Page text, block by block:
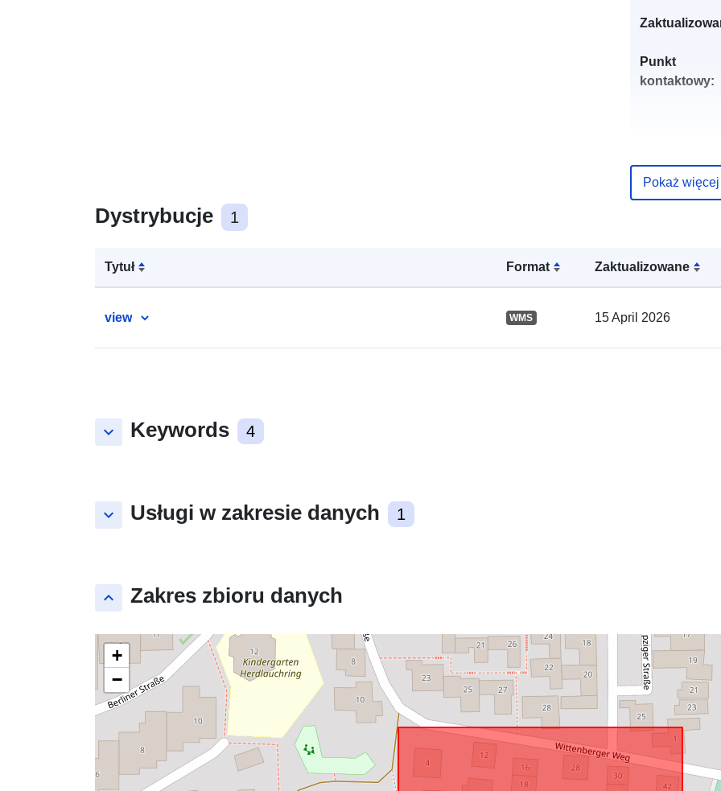
Dystrybucje 1
Tytuł Format Zaktualizowane
view WMS 15 April 2026
keyboard_arrow_down Keywords 4
keyboard_arrow_down Usługi w zakresie danych 1
keyboard_arrow_up Zakres zbioru danych
+
−
Punkt
kontaktowy:
Zapis
Pokaż więcej